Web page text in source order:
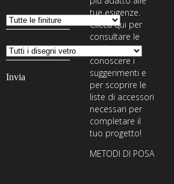
tue esigenze.
Clicca qui per
consultare le
guide,
conoscere i
suggerimenti e
per scoprire le
liste di accessori
necessari per
completare il
tuo progetto!
METODI DI POSA